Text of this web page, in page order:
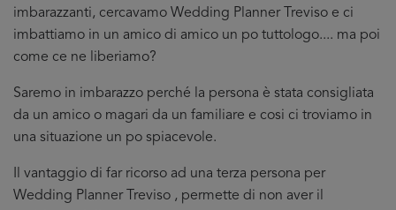
imbarazzanti, cercavamo Wedding Planner Treviso e ci
imbattiamo in un amico di amico un po tuttologo.... ma poi
come ce ne liberiamo?
Saremo in imbarazzo perché la persona è stata consigliata
da un amico o magari da un familiare e cosi ci troviamo in
una situazione un po spiacevole.
Il vantaggio di far ricorso ad una terza persona per
Wedding Planner Treviso , permette di non aver il